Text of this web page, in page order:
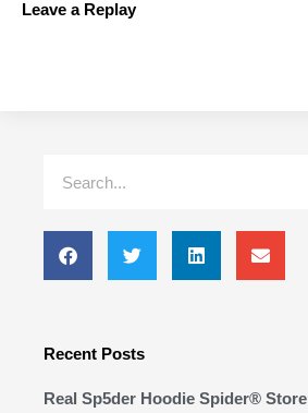
Leave a Replay
Recent Posts
Real Sp5der Hoodie Spider® Store